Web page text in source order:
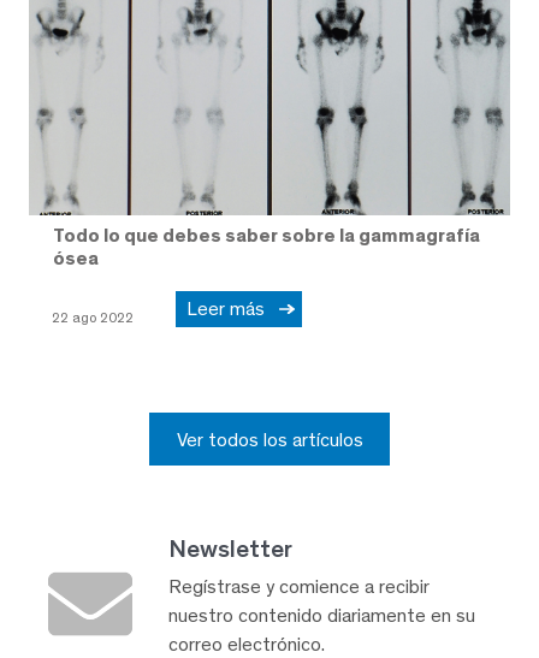
Todo lo que debes saber sobre la gammagrafía
ósea
22 ago 2022 Leer más
Ver todos los artículos
Newsletter
Regístrase y comience a recibir
nuestro contenido diariamente en su
correo electrónico.